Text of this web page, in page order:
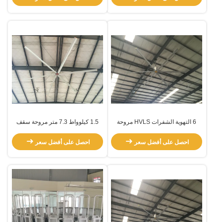
6 التهوية الشفرات HVLS مروحة
احصل على أفضل سعر
1.5 كيلوواط 7.3 متر مروحة سقف
احصل على أفضل سعر